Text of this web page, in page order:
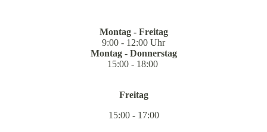
Montag - Freitag
9:00 - 12:00 Uhr
Montag - Donnerstag
15:00 - 18:00
Freitag
15:00 - 17:00